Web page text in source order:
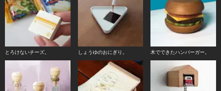
とろけないチーズ。 しょうゆのおにぎり。 木でできたハンバーガー。